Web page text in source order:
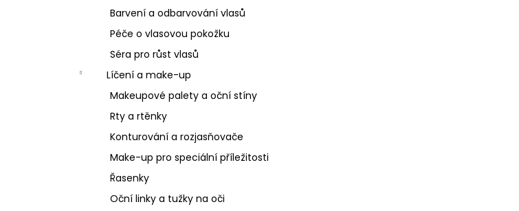
Barvení a odbarvování vlasů
Péče o vlasovou pokožku
Séra pro růst vlasů
Líčení a make-up
Makeupové palety a oční stíny
Rty a rtěnky
Konturování a rozjasňovače
Make-up pro speciální příležitosti
Řasenky
Oční linky a tužky na oči